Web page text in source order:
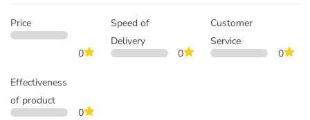
Price
0
Speed of
Delivery
0
Customer
Service
0
Effectiveness
of product
0